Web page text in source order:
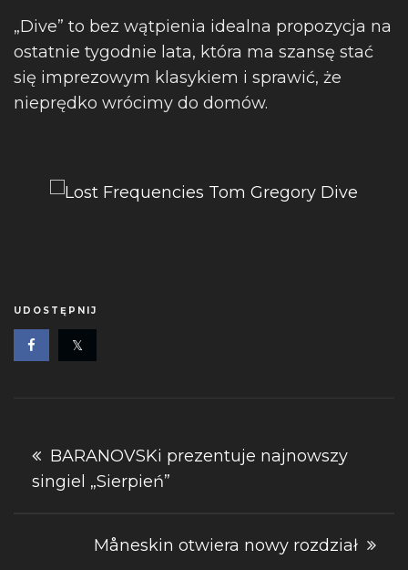
„Dive” to bez wątpienia idealna propozycja na
ostatnie tygodnie lata, która ma szansę stać
się imprezowym klasykiem i sprawić, że
nieprędko wrócimy do domów.
UDOSTĘPNIJ
Nawigacja
wpisu
BARANOVSKi prezentuje najnowszy
singiel „Sierpień”
Måneskin otwiera nowy rozdział